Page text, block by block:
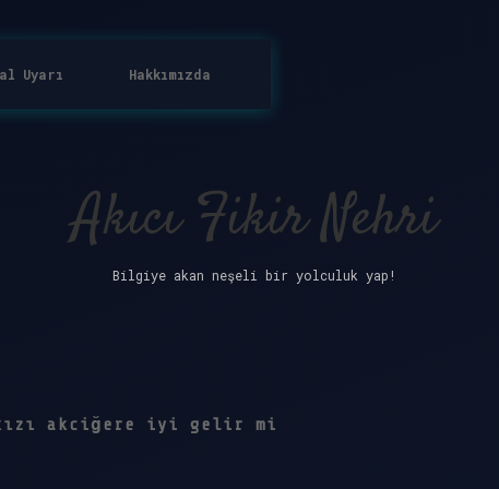
Uyarı Hakkımızda
Akıcı Fikir Nehri
Bilgiye akan neşeli bir yolculuk yap!
akciğere iyi gelir mi